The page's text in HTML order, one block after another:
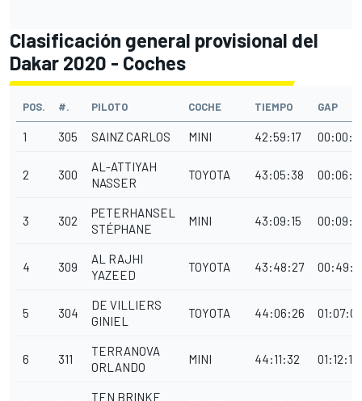
Clasificación general provisional del
Dakar 2020 - Coches
POS. #. PILOTO COCHE TIEMPO GAP
1 305 SAINZ CARLOS MINI 42:59:17
2 300
AL-ATTIYAH
NASSER
TOYOTA 43:05:38
3 302
PETERHANSEL
STÉPHANE
MINI 43:09:15
4 309
AL RAJHI
YAZEED
TOYOTA 43:48:27
5 304
DE VILLIERS
GINIEL
TOYOTA 44:06:26 01:07:09
6 311
TERRANOVA
ORLANDO
MINI 44:11:32 01:12:15
TEN BRINKE